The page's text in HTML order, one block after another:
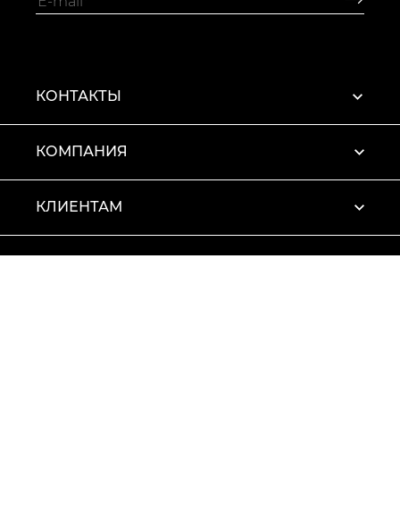
КОНТАКТЫ
КОМПАНИЯ
КЛИЕНТАМ